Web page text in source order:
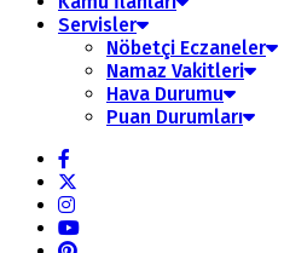
Servisler
Nöbetçi Eczaneler
Namaz Vakitleri
Hava Durumu
Puan Durumları